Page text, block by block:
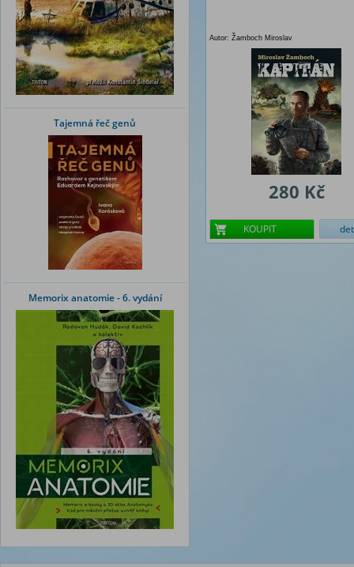
Tajemná řeč genů
Memorix anatomie - 6. vydání
Autor: Žamboch Miroslav
280 Kč
KOUPIT